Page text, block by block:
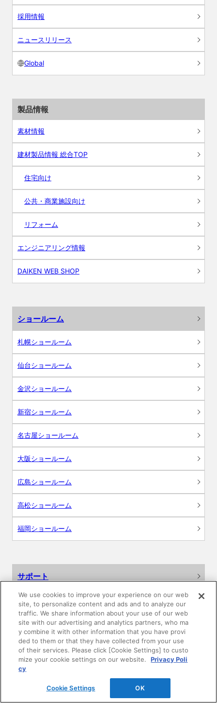
採用情報
ニュースリリース
Global
製品情報
素材情報
建材製品情報 総合TOP
住宅向け
公共・商業施設向け
リフォーム
エンジニアリング情報
DAIKEN WEB SHOP
ショールーム
札幌ショールーム
仙台ショールーム
金沢ショールーム
新宿ショールーム
名古屋ショールーム
大阪ショールーム
広島ショールーム
高松ショールーム
福岡ショールーム
サポート
よくあるご質問
カタログ閲覧・資料請求
各種データダウンロード
WEB見積・各種シミュレーション
交換用部品の購入
We use cookies to improve your experience on our web
site, to personalize content and ads and to analyze our
traffic. We share information about your use of our web
site with our advertising and analytics partners, who ma
y combine it with other information that you have provi
ded to them or that they have collected from your use
of their services. Please click [Cookie Settings] to custo
mize your cookie settings on our website.
Privacy Poli
cy
Cookie Settings OK